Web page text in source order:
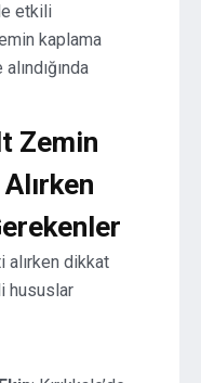
etkili
kaplama
Zemin
dikkat
hususlar